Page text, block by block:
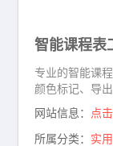
智能课程表
专业的智能课
颜色标记、导
网站信息： 点
所属分类： 实